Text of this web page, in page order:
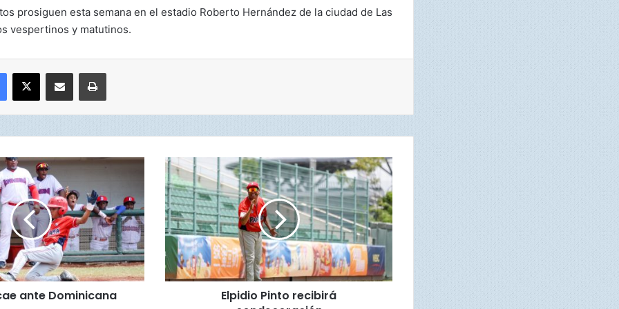
prosiguen esta semana en el estadio Roberto Hernández de la ciudad de Las
vespertinos y matutinos.
ante Dominicana
E
p
i
d
i
o
P
i
Elpidio Pinto recibirá